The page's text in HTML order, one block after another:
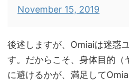
November 15, 2019
後述しますが、Omiaiは迷惑
す。だからこそ、身体目的（
に避けるかが、満足して